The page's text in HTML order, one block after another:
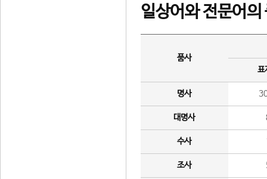
일상어와 전문어의
품사
표
명사
대명사
수사
조사